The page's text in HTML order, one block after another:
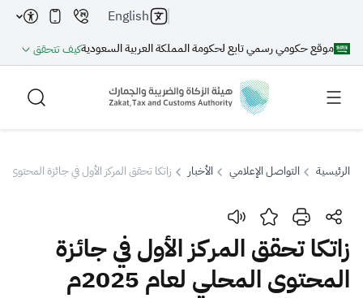
موقع حكومي رسمي تابع لحكومة المملكة العربية السعوديةكيف تتحقق
English
بحث
بحث بحث AI
الرئيسية التواصل الإعلامي الأخبار زاتكا تحقق المركز الأول في جائزة المحتوى
زاتكا تحقق المركز الأول في جائزة
المحتوى المحلي لعام 2025م